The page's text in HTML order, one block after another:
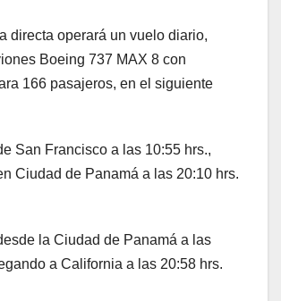
directa operará un vuelo diario,
Boeing 737 MAX 8 con
166 pasajeros, en el siguiente
Francisco a las 10:55 hrs.,
Ciudad de Panamá a las 20:10 hrs.
la Ciudad de Panamá a las
a California a las 20:58 hrs.